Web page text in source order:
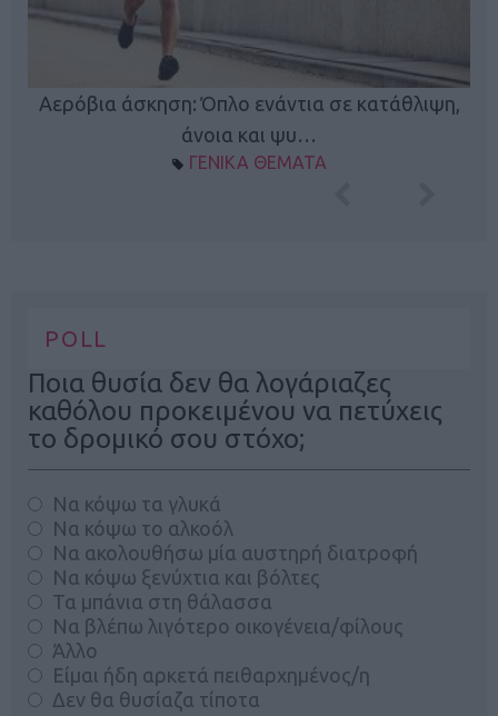
Αερόβια άσκηση: Όπλο ενάντια σε κατάθλιψη,
άνοια και ψυ…
ΓΕΝΙΚΑ ΘΕΜΑΤΑ
POLL
Ποια θυσία δεν θα λογάριαζες
καθόλου προκειμένου να πετύχεις
το δρομικό σου στόχο;
Να κόψω τα γλυκά
Να κόψω το αλκοόλ
Να ακολουθήσω μία αυστηρή διατροφή
Να κόψω ξενύχτια και βόλτες
Τα μπάνια στη θάλασσα
Να βλέπω λιγότερο οικογένεια/φίλους
Άλλο
Είμαι ήδη αρκετά πειθαρχημένος/η
Δεν θα θυσίαζα τίποτα